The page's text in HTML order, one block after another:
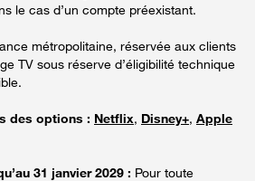
le cas d’un compte préexistant.
métropolitaine, réservée aux clients
TV sous réserve d’éligibilité technique
des options : Netflix, Disney+, Apple
31 janvier 2029 : Pour toute